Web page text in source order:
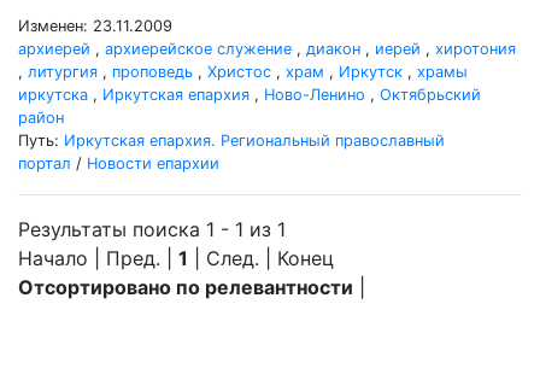
Изменен: 23.11.2009
архиерей , архиерейское служение , диакон , иерей , хиротония
, литургия , проповедь , Христос , храм , Иркутск , храмы
иркутска , Иркутская епархия , Ново-Ленино , Октябрьский
район
Путь: Иркутская епархия. Региональный православный
портал / Новости епархии
Результаты поиска 1 - 1 из 1
Начало | Пред. | 1 | След. | Конец
Отсортировано по релевантности